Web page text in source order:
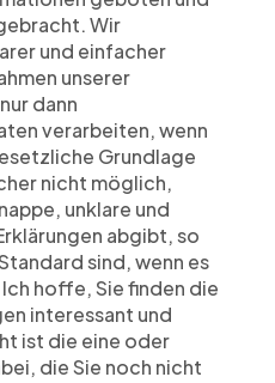
Wir
und einfacher
unserer
dann
verarbeiten, wenn
Grundlage
nicht möglich,
unklare und
abgibt, so
sind, wenn es
hoffe, Sie finden die
interessant und
ist die eine oder
die Sie noch nicht